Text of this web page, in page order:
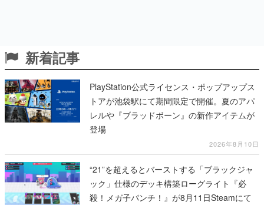
新着記事
PlayStation公式ライセンス・ポップアップス
トアが池袋駅にて期間限定で開催。夏のアパ
レルや『ブラッドボーン』の新作アイテムが
登場
2026年8月10日
“21”を超えるとバーストする「ブラックジャ
ック」仕様のデッキ構築ローグライト『必
殺！メガ子パンチ！』が8月11日Steamにて